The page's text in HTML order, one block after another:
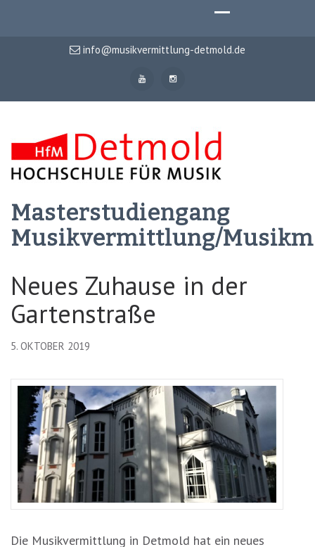
info@musikvermittlung-detmold.de
Masterstudiengang
Musikvermittlung/
Neues Zuhause in der
Gartenstraße
5. OKTOBER 2019
Die Musikvermittlung in Detmold hat ein neues